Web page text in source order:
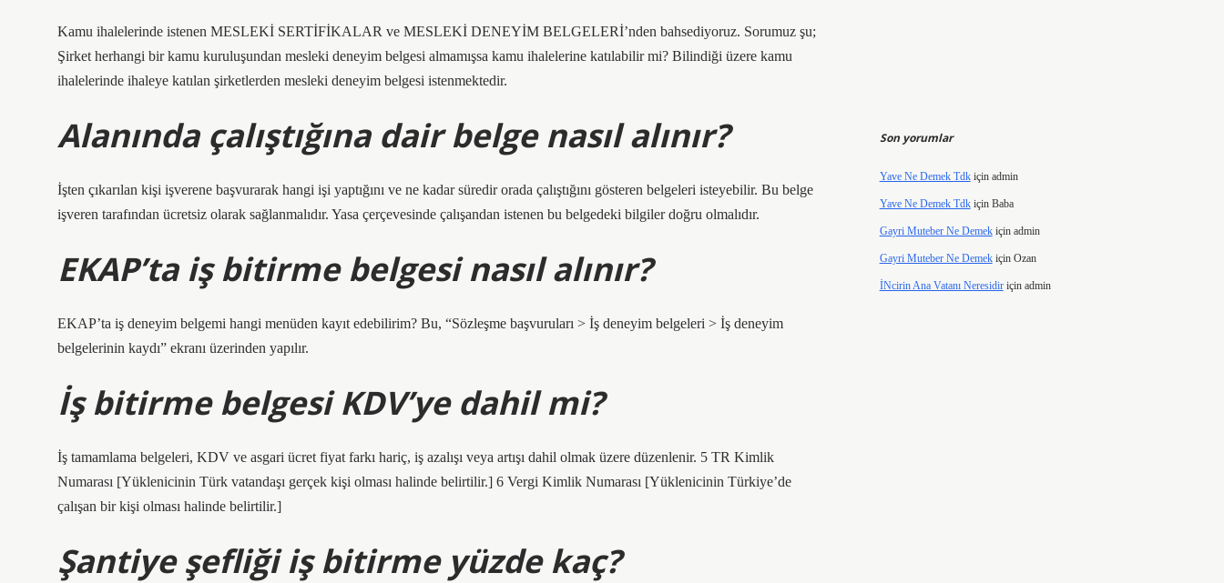
Kamu ihalelerinde istenen MESLEKİ SERTİFİKALAR ve MESLEKİ DENEYİM BELGELERİ’nden bahsediyoruz. Sorumuz şu;
Şirket herhangi bir kamu kuruluşundan mesleki deneyim belgesi almamışsa kamu ihalelerine katılabilir mi? Bilindiği üzere kamu
ihalelerinde ihaleye katılan şirketlerden mesleki deneyim belgesi istenmektedir.
Alanında çalıştığına dair belge nasıl alınır?
İşten çıkarılan kişi işverene başvurarak hangi işi yaptığını ve ne kadar süredir orada çalıştığını gösteren belgeleri isteyebilir. Bu belge
işveren tarafından ücretsiz olarak sağlanmalıdır. Yasa çerçevesinde çalışandan istenen bu belgedeki bilgiler doğru olmalıdır.
EKAP’ta iş bitirme belgesi nasıl alınır?
EKAP’ta iş deneyim belgemi hangi menüden kayıt edebilirim? Bu, “Sözleşme başvuruları > İş deneyim belgeleri > İş deneyim
belgelerinin kaydı” ekranı üzerinden yapılır.
İş bitirme belgesi KDV’ye dahil mi?
İş tamamlama belgeleri, KDV ve asgari ücret fiyat farkı hariç, iş azalışı veya artışı dahil olmak üzere düzenlenir. 5 TR Kimlik
Numarası [Yüklenicinin Türk vatandaşı gerçek kişi olması halinde belirtilir.] 6 Vergi Kimlik Numarası [Yüklenicinin Türkiye’de
çalışan bir kişi olması halinde belirtilir.]
Şantiye şefliği iş bitirme yüzde kaç?
Son yorumlar
Yave Ne Demek Tdkiçin admin
Yave Ne Demek Tdkiçin Baba
Gayri Muteber Ne Demekiçin admin
Gayri Muteber Ne Demekiçin Ozan
İNcirin Ana Vatanı Neresidiriçin admin